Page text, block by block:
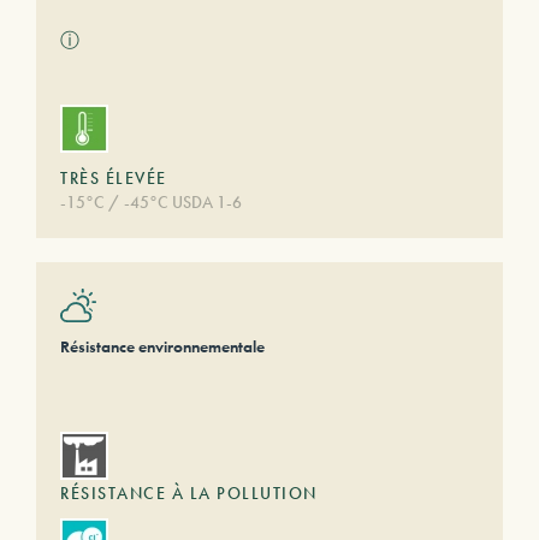
ⓘ
TRÈS ÉLEVÉE
-15°C / -45°C USDA 1-6
Résistance environnementale
RÉSISTANCE À LA POLLUTION